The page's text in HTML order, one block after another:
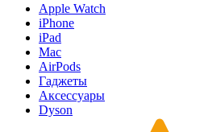
Apple Watch
iPhone
iPad
Mac
AirPods
Гаджеты
Аксессуары
Dyson